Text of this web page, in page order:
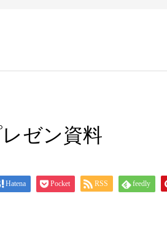
ゼン資料
Hatena Pocket RSS feedly